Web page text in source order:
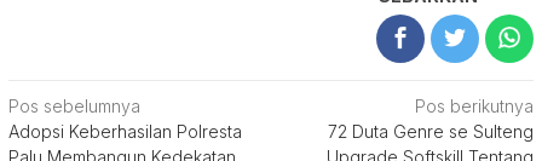
Navigasi
pos
Pos sebelumnya
Adopsi Keberhasilan Polresta
Palu Membangun Kedekatan
Pos berikutnya
72 Duta Genre se Sulteng
Upgrade Softskill Tentang